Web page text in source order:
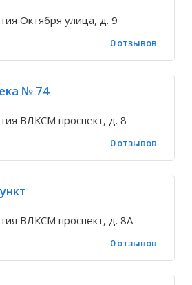
Октября улица, д. 9
0 отзывов
№ 74
ВЛКСМ проспект, д. 8
0 отзывов
ВЛКСМ проспект, д. 8А
0 отзывов